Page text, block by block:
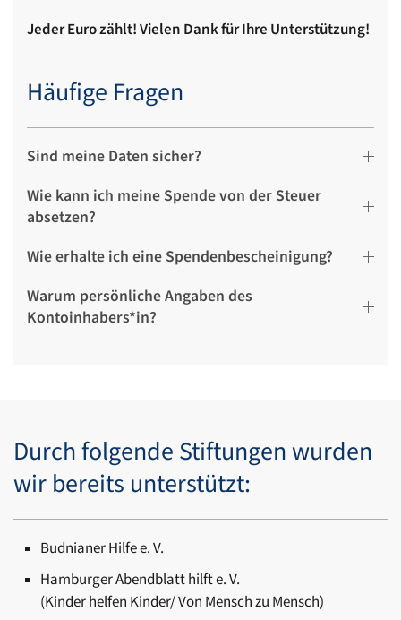
Jeder Euro zählt! Vielen Dank für Ihre Unterstützung!
Häufige Fragen
Sind meine Daten sicher?
Wie kann ich meine Spende von der Steuer
absetzen?
Wie erhalte ich eine Spendenbescheinigung?
Warum persönliche Angaben des
Kontoinhabers*in?
Durch folgende Stiftungen wurden
wir bereits unterstützt:
Budnianer Hilfe e. V.
Hamburger Abendblatt hilft e. V.
(Kinder helfen Kinder/ Von Mensch zu Mensch)